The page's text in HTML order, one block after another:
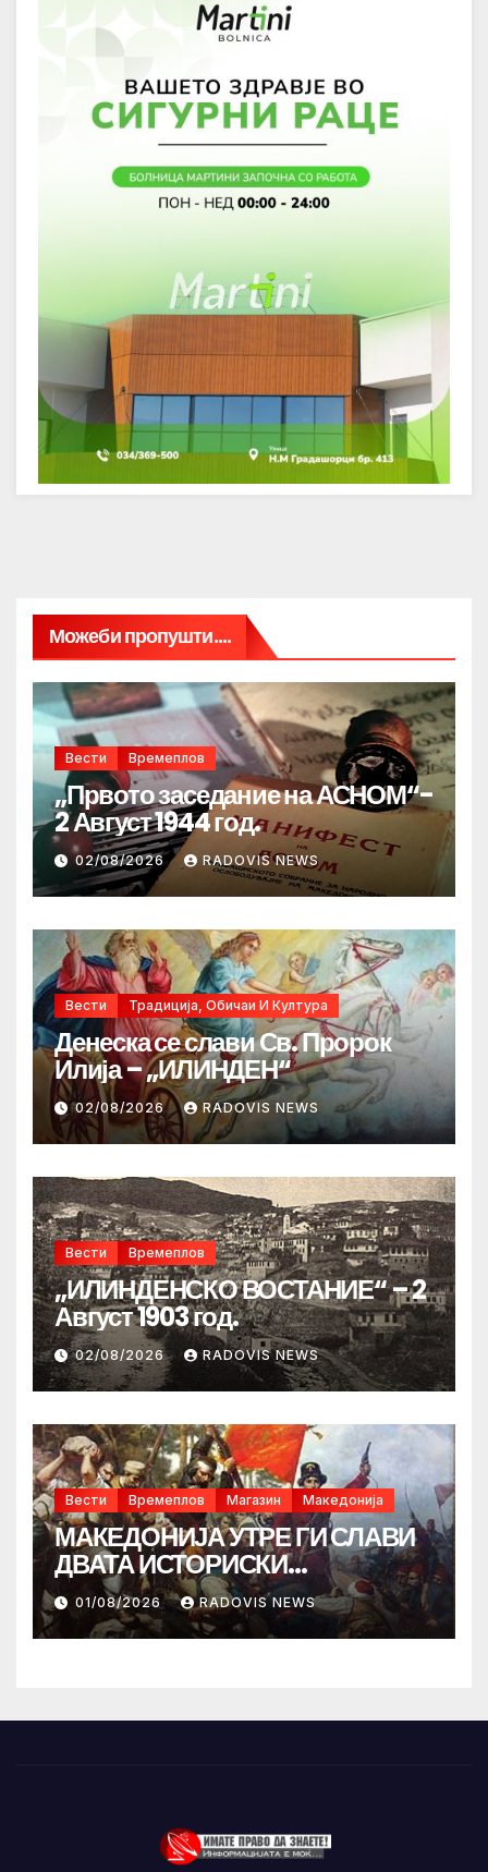
Можеби пропушти....
Вести Времеплов
„Првото заседание на АСНОМ“-
2 Август 1944 год.
02/08/2026 RADOVIS NEWS
Вести Традиција, Обичаи И Култура
Денеска се слави Св. Пророк
Илија – „ИЛИНДЕН“
02/08/2026 RADOVIS NEWS
Вести Времеплов
„ИЛИНДЕНСКО ВОСТАНИЕ“ – 2
Август 1903 год.
02/08/2026 RADOVIS NEWS
Вести Времеплов Магазин Македонија
МАКЕДОНИЈА УТРЕ ГИ СЛАВИ
ДВАТА ИСТОРИСКИ
ИЛИНДЕНА!
01/08/2026 RADOVIS NEWS